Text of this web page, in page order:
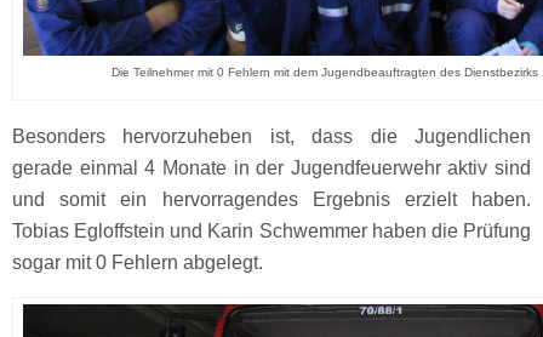
Die Teilnehmer mit 0 Fehlern mit dem Jugendbeauftragten des Dienstbezirks
Besonders hervorzuheben ist, dass die Jugendlichen
gerade einmal 4 Monate in der Jugendfeuerwehr aktiv sind
und somit ein hervorragendes Ergebnis erzielt haben.
Tobias Egloffstein und Karin Schwemmer haben die Prüfung
sogar mit 0 Fehlern abgelegt.